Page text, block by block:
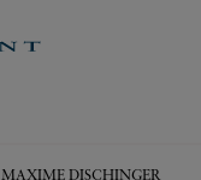
MAXIME DISCHINGER